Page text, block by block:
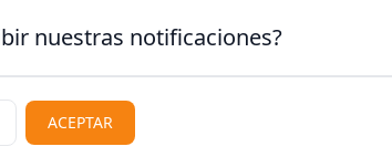
nuestras notificaciones?
ACEPTAR